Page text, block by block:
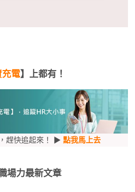
充電】上都有！
，趕快追起來！ ▶ 點我馬上去
場力最新文章